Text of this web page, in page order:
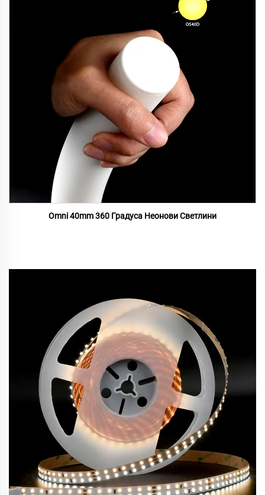
Omni 40mm 360 Градуса Неонови Светлини